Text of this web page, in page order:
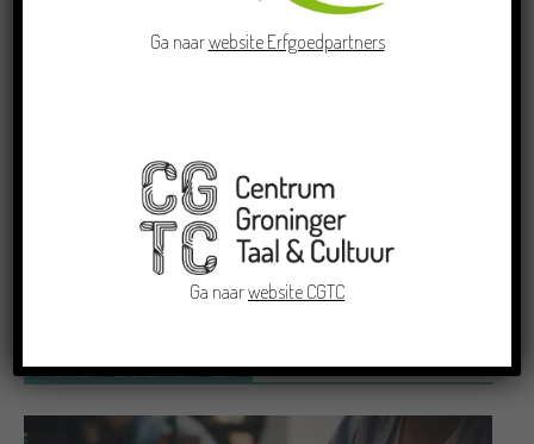
Grensoverschrijdende uitwisseling in
Oldenburg rond het Gronings en
Platduits
RECENTE BERICHTEN
Ga naarwebsite Erfgoedpartners
Ga naarwebsite CGTC